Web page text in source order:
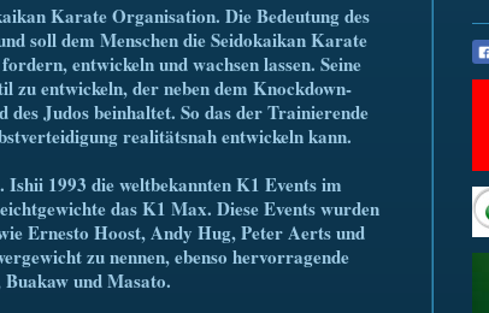
Karate Organisation. Die Bedeutung des
soll dem Menschen die Seidokaikan Karate
entwickeln und wachsen lassen. Seine
zu entwickeln, der neben dem Knockdown-
Judos beinhaltet. So das der Trainierende
realitätsnah entwickeln kann.
1993 die weltbekannten K1 Events im
das K1 Max. Diese Events wurden
Ernesto Hoost, Andy Hug, Peter Aerts und
zu nennen, ebenso hervorragende
und Masato.